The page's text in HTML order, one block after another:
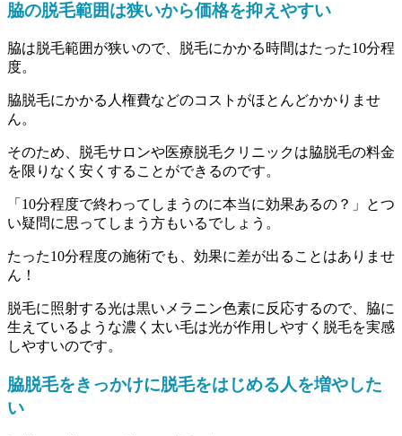
脇の脱毛範囲は狭いから価格を抑えやすい
脇は脱毛範囲が狭いので、脱毛にかかる時間はたった10分程
度。
脇脱毛にかかる人権費などのコストがほとんどかかりませ
ん。
そのため、脱毛サロンや医療脱毛クリニックは脇脱毛の料金
を限りなく安くすることができるのです。
「10分程度で終わってしまうのに本当に効果あるの？」とつ
い疑問に思ってしまう方もいるでしょう。
たった10分程度の施術でも、効果に差が出ることはありませ
ん！
脱毛に照射する光は黒いメラニン色素に反応するので、脇に
生えているような濃く太い毛は光が作用しやすく脱毛を実感
しやすいのです。
脇脱毛をきっかけに脱毛をはじめる人を増やした
い